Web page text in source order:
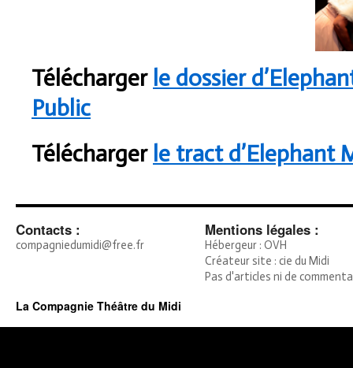
Télécharger le dossier
Public
Télécharger le tract d’Elephant
Contacts :
compagniedumidi@free.fr
Mentions légales :
Hébergeur : OVH
Créateur site : cie du Midi
Pas d'articles ni de
La Compagnie Théâtre du Midi